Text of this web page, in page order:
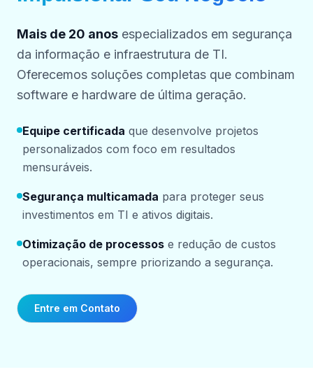
Mais de 20 anos especializados em segurança
da informação e infraestrutura de TI.
Oferecemos soluções completas que combinam
software e hardware de última geração.
Equipe certificada que desenvolve projetos
personalizados com foco em resultados
mensuráveis.
Segurança multicamada para proteger seus
investimentos em TI e ativos digitais.
Otimização de processos e redução de custos
operacionais, sempre priorizando a segurança.
Entre em Contato